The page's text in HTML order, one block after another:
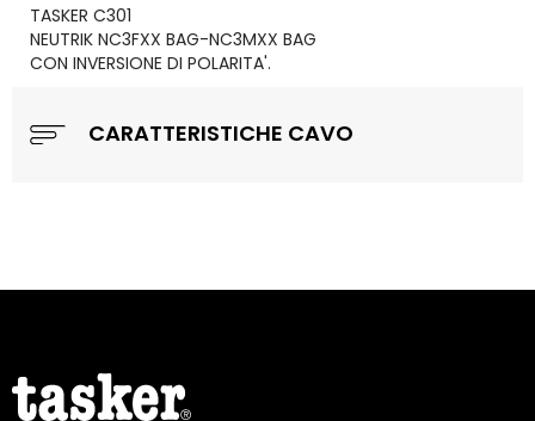
TASKER C301
NEUTRIK NC3FXX BAG-NC3MXX BAG
CON INVERSIONE DI POLARITA'.
CARATTERISTICHE CAVO